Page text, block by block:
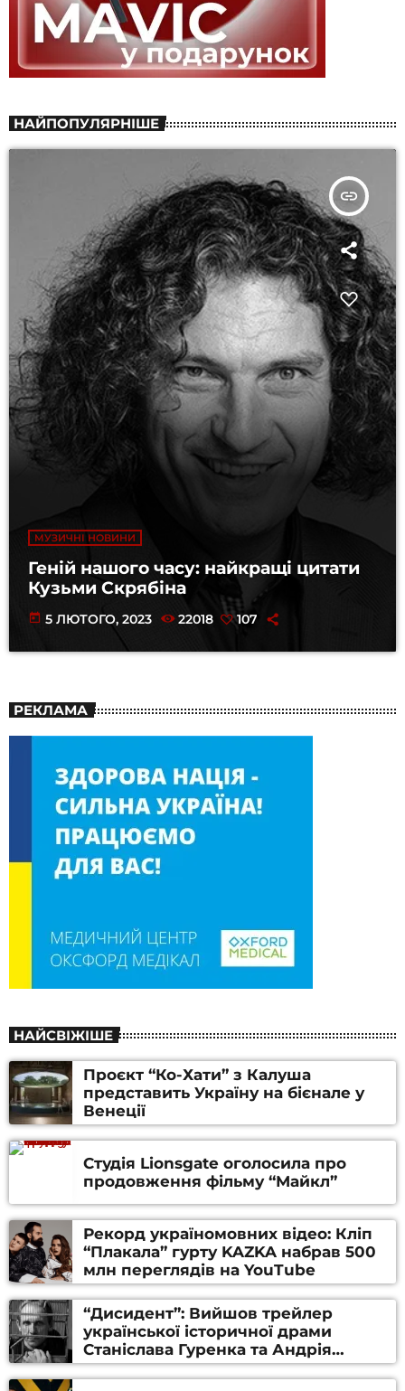
НАЙПОПУЛЯРНІШЕ
insert_link
МУЗИЧНІ НОВИНИ
Геній нашого часу: найкращі цитати
Кузьми Скрябіна
today 5 ЛЮТОГО, 2023 22018 107
РЕКЛАМА
НАЙСВІЖІШЕ
Проєкт “Ко-Хати” з Калуша
представить Україну на бієнале у
Венеції
Студія Lionsgate оголосила про
продовження фільму “Майкл”
Рекорд україномовних відео: Кліп
“Плакала” гурту KAZKA набрав 500
млн переглядів на YouTube
“Дисидент”: Вийшов трейлер
української історичної драми
Станіслава Гуренка та Андрія
Алфьорова (ВІДЕО)